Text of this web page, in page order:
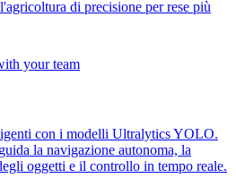
di precisione per rese più
con i modelli Ultralytics YOLO.
la navigazione autonoma, la
oggetti e il controllo in tempo reale.